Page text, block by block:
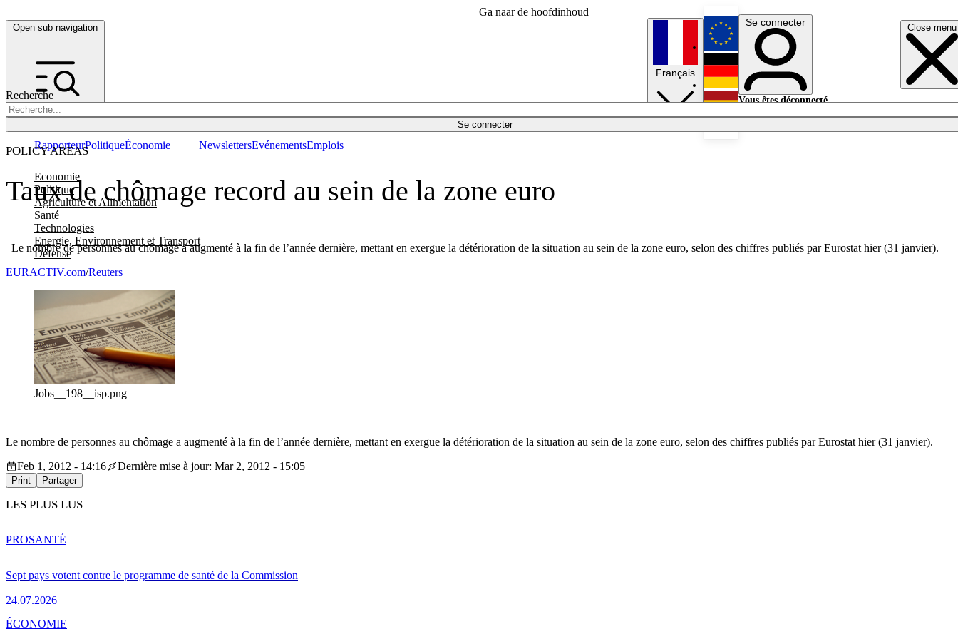
Ga naar de hoofdinhoud
Open sub navigation Close menu
Recherche
Se connecter
POLICY AREAS
Economie
Politique
Agriculture et Alimentation
Santé
Technologies
Energie, Environnement et Transport
Défense
RapporteurPolitiqueÉconomie NewslettersEvénementsEmplois
Français
English
Deutsch
Se connecter
Vous êtes déconnecté.
Taux de chômage record au sein de la zone euro
Le nombre de personnes au chômage a augmenté à la fin de l’année dernière, mettant en exergue la détérioration de la situation au sein de la zone euro, selon des chiffres publiés par Eurostat hier (31 janvier).
EURACTIV.com/Reuters
Jobs__198__isp.png
Le nombre de personnes au chômage a augmenté à la fin de l’année dernière, mettant en exergue la détérioration de la situation au sein de la zone euro, selon des chiffres publiés par Eurostat hier (31 janvier).
Feb 1, 2012 - 14:16
Dernière mise à jour: Mar 2, 2012 - 15:05
Print Partager
LES PLUS LUS
Sept pays votent contre le programme de santé de la Commission
24.07.2026
PROSANTÉ
ÉCONOMIE